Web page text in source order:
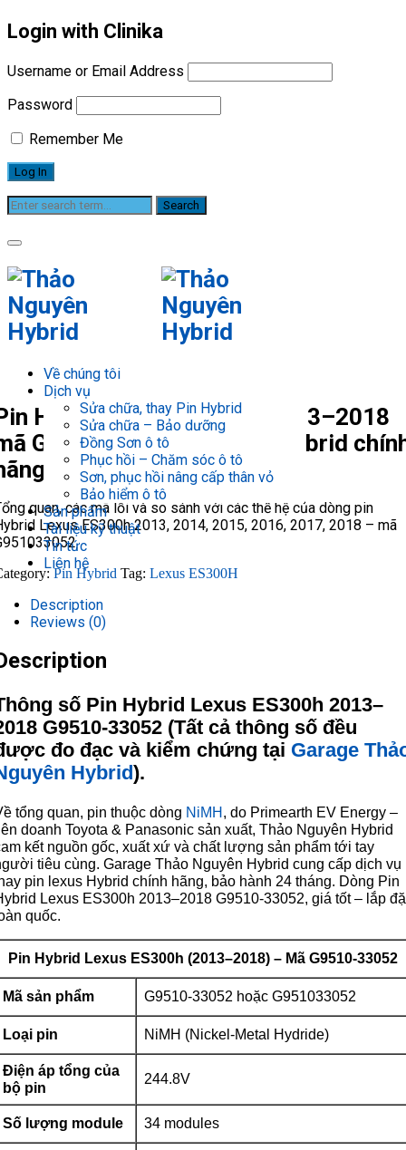
Login with Clinika
Username or Email Address
Password
Remember Me
Về chúng tôi
Dịch vụ
Sửa chữa, thay Pin Hybrid
Sửa chữa – Bảo dưỡng
Đồng Sơn ô tô
Phục hồi – Chăm sóc ô tô
Sơn, phục hồi nâng cấp thân vỏ
Bảo hiểm ô tô
Sản phẩm
Tài liệu kỹ thuật
Tin tức
Liên hệ
Pin Hybrid Lexus ES300h 2013–
2018 mã G951033052, pin lexus
hybrid chính hãng
Hybrid Lexus ES300h 2013–2018
G951033052, pin lexus hybrid
quan, các mã lỗi và so sánh với các thế hệ của dòng pin
Lexus ES300h 2013, 2014, 2015, 2016, 2017, 2018 – mã
Pin Hybrid Tag: Lexus ES300H
Description
Reviews (0)
số Pin Hybrid Lexus ES300h 2013–
G9510-33052 (Tất cả thông số đều
đo đạc và kiểm chứng tại Garage
Hybrid).
tổng quan, pin thuộc dòng NiMH , do Primearth EV Energy –
doanh Toyota & Panasonic sản xuất, Thảo Nguyên Hybrid
kết nguồn gốc, xuất xứ và chất lượng sản phẩm tới tay
tiêu cùng. Garage Thảo Nguyên Hybrid cung cấp dịch vụ
pin lexus Hybrid chính hãng, bảo hành 24 tháng. Dòng Pin
Lexus ES300h 2013–2018 G9510-33052, giá tốt – lắp
quốc.
Pin Hybrid Lexus ES300h (2013–2018) – Mã G9510-33052
Mã sản phẩm G9510-33052 hoặc G951033052
Loại pin NiMH (Nickel-Metal Hydride)
Điện áp tổng của
bộ pin
244.8V
Số lượng module 34 modules